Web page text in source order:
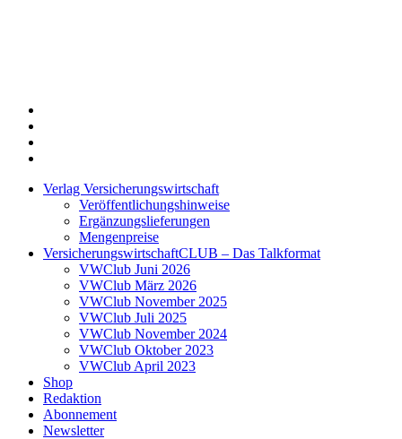
Verlag Versicherungswirtschaft
Veröffentlichungshinweise
Ergänzungslieferungen
Mengenpreise
VersicherungswirtschaftCLUB – Das Talkformat
VWClub Juni 2026
VWClub März 2026
VWClub November 2025
VWClub Juli 2025
VWClub November 2024
VWClub Oktober 2023
VWClub April 2023
Shop
Redaktion
Abonnement
Newsletter